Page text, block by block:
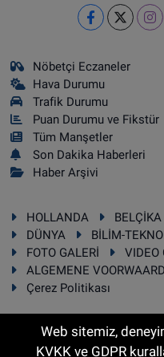
Nöbetçi Eczaneler
Hava Durumu
Trafik Durumu
Puan Durumu ve Fikstür
Tüm Manşetler
Son Dakika Haberleri
Haber Arşivi
HOLLANDA BELÇİKA
DÜNYA
BİLİM-
FOTO GALERİ
VIDEO
ALGEMENE
Çerez Politikası
Web sitemiz,
KVKK ve GDPR